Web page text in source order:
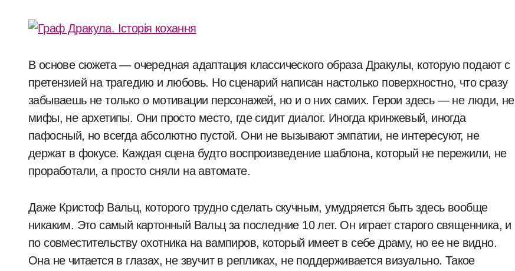
В основе сюжета — очередная адаптация классического образа Дракулы, которую подают с
претензией на трагедию и любовь. Но сценарий написан настолько поверхностно, что сразу
забываешь не только о мотивации персонажей, но и о них самих. Герои здесь — не люди, не
мифы, не архетипы. Они просто место, где сидит диалог. Иногда кринжевый, иногда
пафосный, но всегда абсолютно пустой. Они не вызывают эмпатии, не интересуют, не
держат в фокусе. Каждая сцена будто воспроизведение шаблона, который не пережили, не
проработали, а просто сняли на автомате.
Даже Кристоф Вальц, которого трудно сделать скучным, умудряется быть здесь вообще
никаким. Это самый картонный Вальц за последние 10 лет. Он играет старого священника, и
по совместительству охотника на вампиров, который имеет в себе драму, но ее не видно.
Она не читается в глазах, не звучит в репликах, не поддерживается визуально. Такое